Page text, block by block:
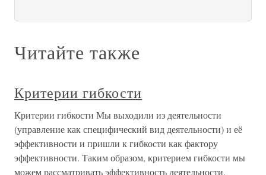
Читайте также
Критерии гибкости
Критерии гибкости Мы выходили из деятельности
(управление как специфический вид деятельности) и её
эффективности и пришли к гибкости как фактору
эффективности. Таким образом, критерием гибкости мы
можем рассматривать эффективность деятельности,